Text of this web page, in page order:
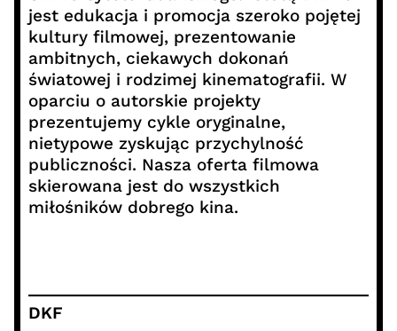
jest edukacja i promocja szeroko pojętej
kultury filmowej, prezentowanie
ambitnych, ciekawych dokonań
światowej i rodzimej kinematografii. W
oparciu o autorskie projekty
prezentujemy cykle oryginalne,
nietypowe zyskując przychylność
publiczności. Nasza oferta filmowa
skierowana jest do wszystkich
miłośników dobrego kina.
DKF